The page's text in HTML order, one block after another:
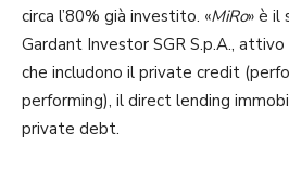
circa l’80% già investito. «MiRo» è il
Gardant Investor SGR S.p.A.,
che includono il private credit
performing), il direct lending
private debt.